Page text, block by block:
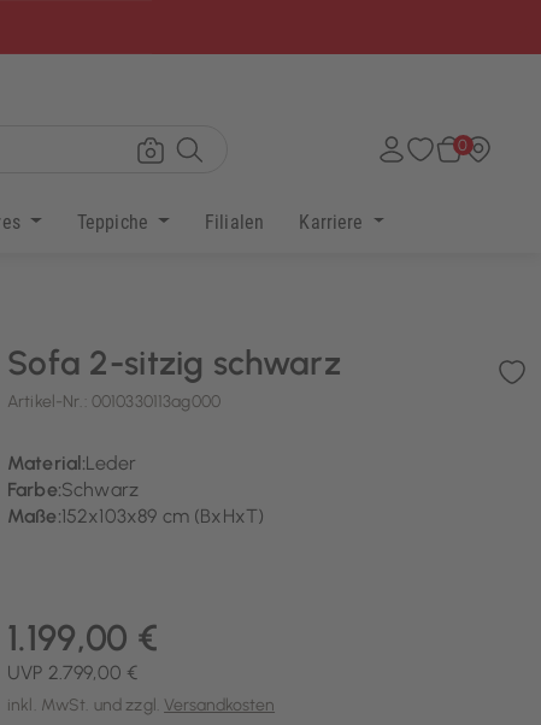
0
Teppiche Filialen Karriere
Sofa 2-sitzig schwarz
Artikel-Nr.: 0010330113ag000
Material:Leder
Farbe:Schwarz
Maße:152x103x89 cm (BxHxT)
1.199,00 €
UVP 2.799,00 €
inkl. MwSt. und zzgl. Versandkosten